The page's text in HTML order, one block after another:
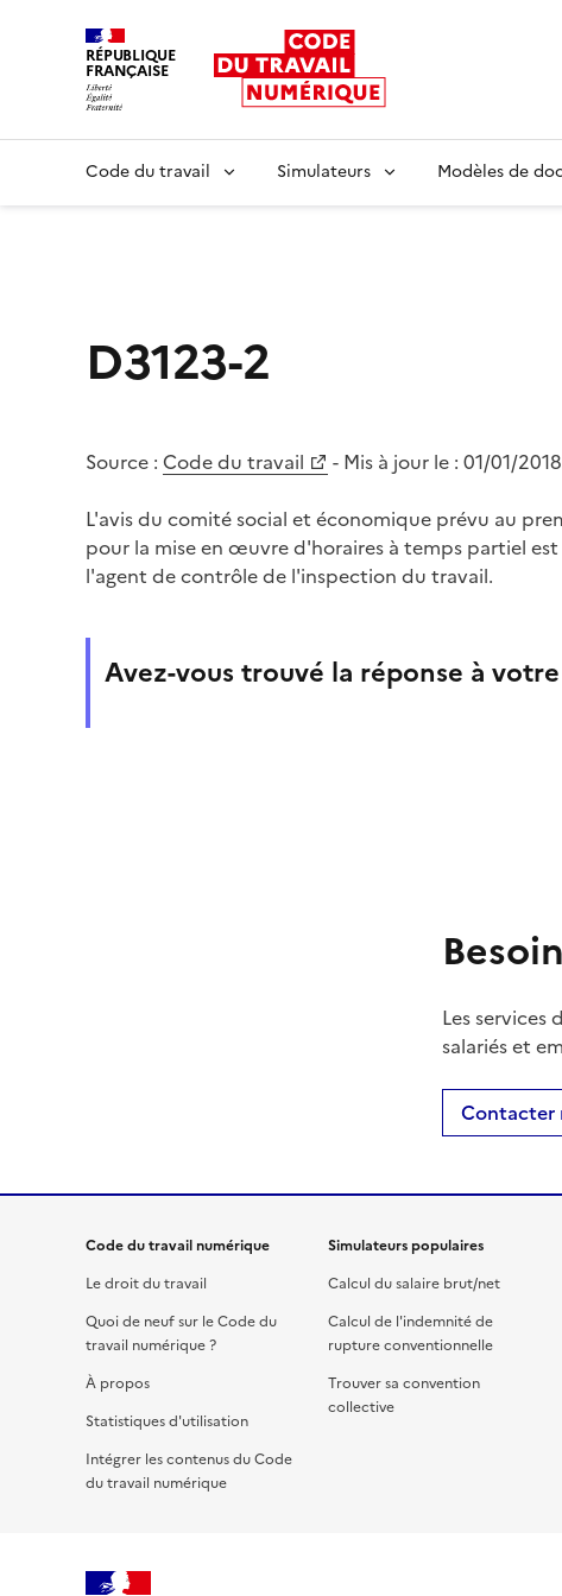
RÉPUBLIQUE
FRANÇAISE
Code du travail Simulateurs Modèles de
D3123-2
Source : Code du travail - Mis à jour le : 01/01/2018
L'avis du comité social et économique prévu au
pour la mise en œuvre d'horaires à temps partiel
l'agent de contrôle de l'inspection du travail.
Avez-vous trouvé la réponse à
Les
salariés et
Contacter
Code du travail numérique
Le droit du travail
Quoi de neuf sur le Code du
travail numérique ?
À propos
Statistiques d'utilisation
Intégrer les contenus du Code
du travail numérique
Simulateurs populaires
Calcul du salaire brut/net
Calcul de l'indemnité de
rupture conventionnelle
Trouver sa convention
collective